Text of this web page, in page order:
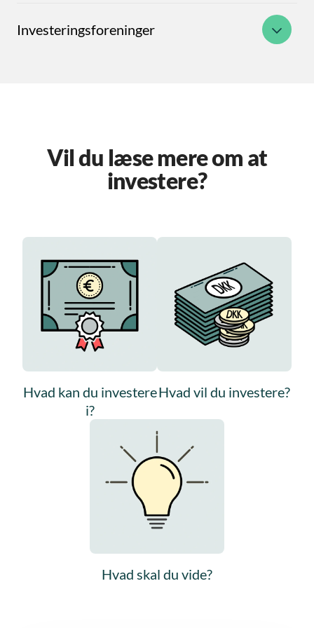
Investeringsforeninger
Vil du læse mere om at
investere?
Hvad kan du investere
i?
Hvad vil du investere?
Hvad skal du vide?